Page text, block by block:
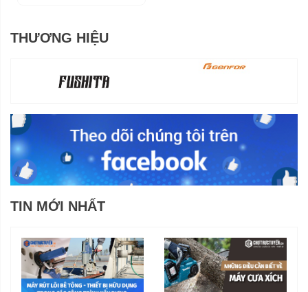
THƯƠNG HIỆU
TIN MỚI NHẤT